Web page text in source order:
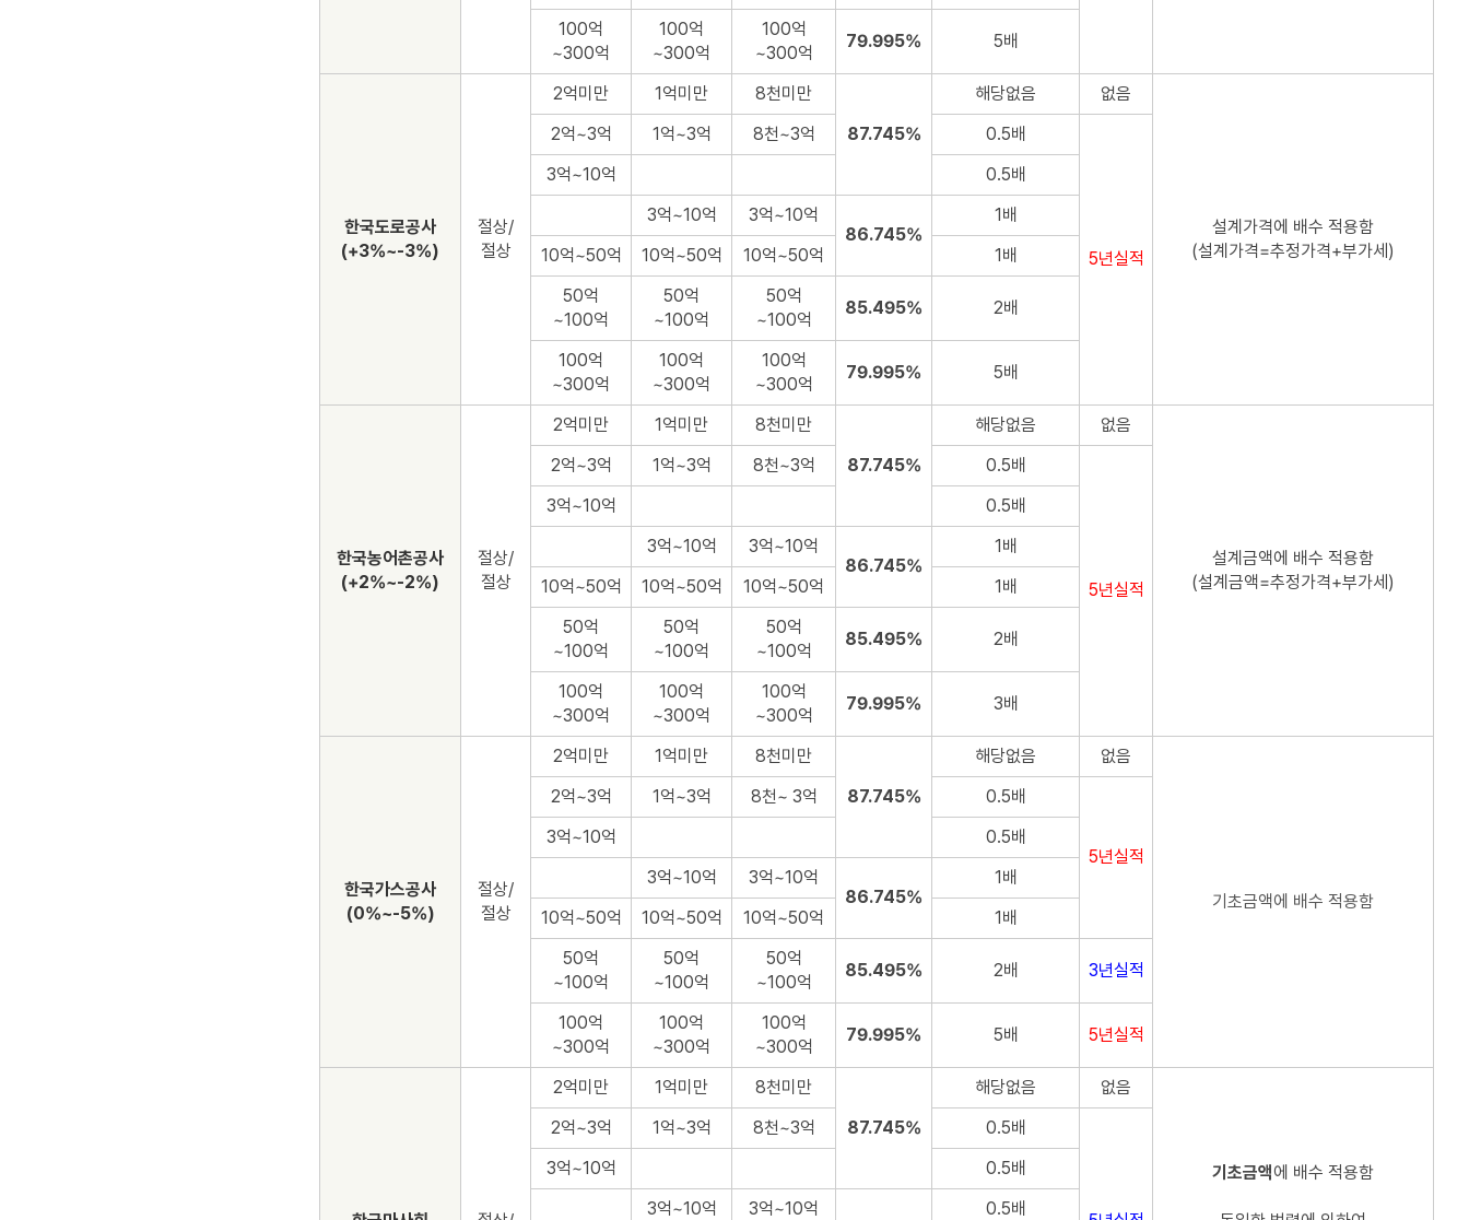
100억
~300억
100억
~300억
100억
~300억
79.995% 5배
한국도로공사
(+3%~-3%)
절상/
절상
2억미만 1억미만
8천미만
87.745%
해당없음 없음
설계가격에 배수 적용함
(설계가격=추정가격+부가세)
2억~3억 1억~3억 8천~3억 0.5배
5년실적
3억~10억
0.5배
3억~10억
3억~10억
86.745%
1배
10억~50억
10억~50억 10억~50억
1배
50억
~100억
50억
~100억
50억
~100억
85.495% 2배
100억
~300억
100억
~300억
100억
~300억
79.995% 5배
한국농어촌공사
(+2%~-2%)
절상/
절상
2억미만 1억미만
8천미만
87.745%
해당없음 없음
설계금액에 배수 적용함
(설계금액=추정가격+부가세)
2억~3억 1억~3억 8천~3억 0.5배
5년실적
3억~10억
0.5배
3억~10억
3억~10억
86.745%
1배
10억~50억
10억~50억 10억~50억
1배
50억
~100억
50억
~100억
50억
~100억
85.495% 2배
100억
~300억
100억
~300억
100억
~300억
79.995% 3배
한국가스공사
(0%~-5%)
절상/
절상
2억미만 1억미만
8천미만
87.745%
해당없음 없음
기초금액에 배수 적용함
2억~3억 1억~3억 8천~ 3억 0.5배
5년실적
3억~10억
0.5배
3억~10억
3억~10억
86.745%
1배
10억~50억
10억~50억 10억~50억
1배
50억
~100억
50억
~100억
50억
~100억
85.495% 2배 3년실적
100억
~300억
100억
~300억
100억
~300억
79.995% 5배 5년실적
2억미만 1억미만
8천미만
87.745%
해당없음 없음
기초금액에 배수 적용함
2억~3억 1억~3억 8천~3억 0.5배
3억~10억
0.5배
3억~10억
3억~10억
0.5배